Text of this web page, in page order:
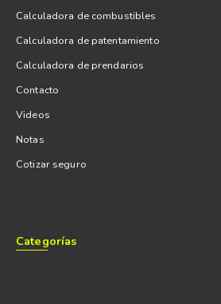
Calculadora de combustibles
Calculadora de patentamiento
Calculadora de prendarios
Contacto
Videos
Notas
Cotizar seguro
Categorías